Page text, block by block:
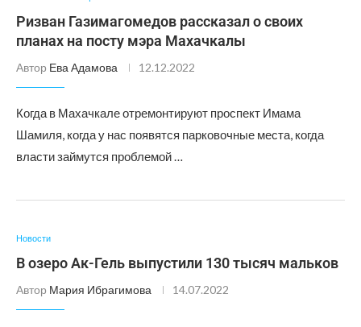
Ризван Газимагомедов рассказал о своих
планах на посту мэра Махачкалы
Автор Ева Адамова 12.12.2022
Когда в Махачкале отремонтируют проспект Имама
Шамиля, когда у нас появятся парковочные места, когда
власти займутся проблемой …
Новости
В озеро Ак-Гель выпустили 130 тысяч мальков
Автор Мария Ибрагимова 14.07.2022